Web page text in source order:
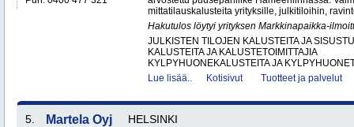
mittatilauskalusteita yrityksille, julkitiloihin,
Hakutulos löytyi yrityksen Markkinapaikka-
JULKISTEN TILOJEN KALUSTEITA JA
KALUSTEITA JA KALUSTETOIMITTAJIA
KYLPYHUONEKALUSTEITA JA
Lue lisää..
Kotisivut Tuotteet ja palvelut
5. Martela Oyj HELSINKI